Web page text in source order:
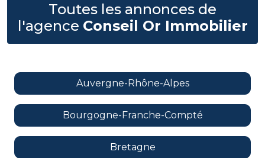
Toutes les annonces de
l'agence Conseil Or Immobilier
Auvergne-Rhône-Alpes
Bourgogne-Franche-Compté
Bretagne